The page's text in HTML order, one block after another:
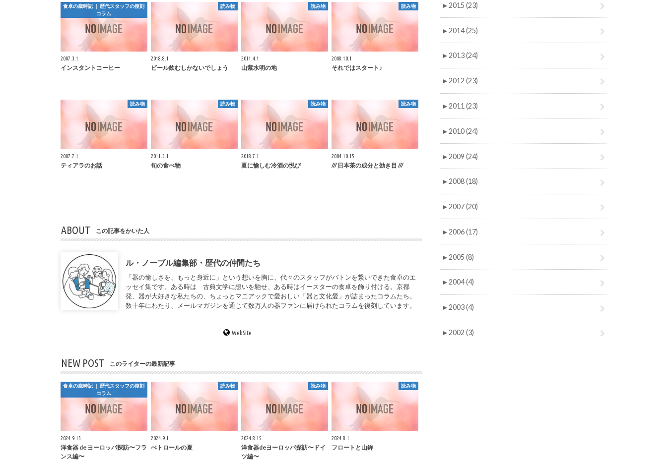
食卓の歳時記 ｜ 歴代スタッフの復刻
コラム
2007.3.1
インスタントコーヒー
読み物
2018.8.1
ビール飲むしかないでしょう
読み物
2011.4.1
山紫水明の地
読み物
2008.10.1
それではスタート♪
読み物
2007.7.1
ティアラのお話
読み物
2011.5.1
旬の食べ物
読み物
2018.7.1
夏に愉しむ冷酒の悦び
読み物
2004.10.15
/// 日本茶の成分と効き目 ///
ABOUT この記事をかいた人
ル・ノーブル編集部・歴代の仲間たち
「器の愉しさを、もっと身近に」という想いを胸に、代々のスタッフがバトンを繋いできた食卓のエ
ッセイ集です。ある時は 古典文学に想いを馳せ、ある時はイースターの食卓を飾り付ける。京都
発、器が大好きな私たちの、ちょっとマニアックで愛おしい「器と文化愛」が詰まったコラムたち。
数十年にわたり、メールマガジンを通じて数万人の器ファンに届けられたコラムを復刻しています。
WebSite
NEW POST このライターの最新記事
食卓の歳時記 ｜ 歴代スタッフの復刻
コラム
2024.9.15
洋食器 de ヨーロッパ探訪〜フラ
ンス編〜
読み物
2024.9.1
ぺトロールの夏
読み物
2024.8.15
洋食器deヨーロッパ探訪〜ドイ
ツ編〜
読み物
2024.8.1
フロートと山鉾
►2015 (23)
►2014 (25)
►2013 (24)
►2012 (23)
►2011 (23)
►2010 (24)
►2009 (24)
►2008 (18)
►2007 (20)
►2006 (17)
►2005 (8)
►2004 (4)
►2003 (4)
►2002 (3)